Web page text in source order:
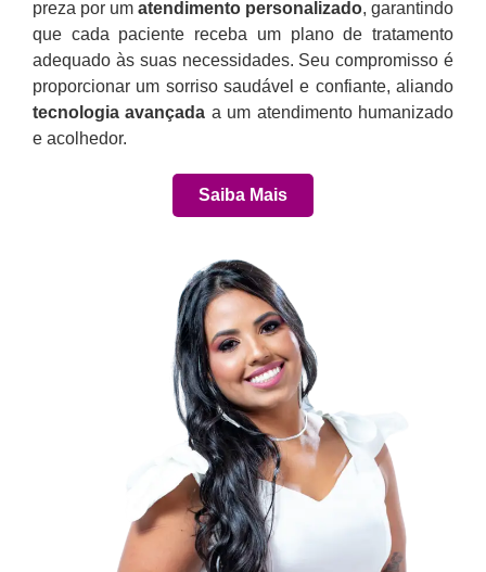
preza por um atendimento personalizado, garantindo
que cada paciente receba um plano de tratamento
adequado às suas necessidades. Seu compromisso é
proporcionar um sorriso saudável e confiante, aliando
tecnologia avançada a um atendimento humanizado
e acolhedor.
Saiba Mais